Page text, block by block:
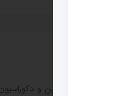
کردن محیط دارد. دیزاین و